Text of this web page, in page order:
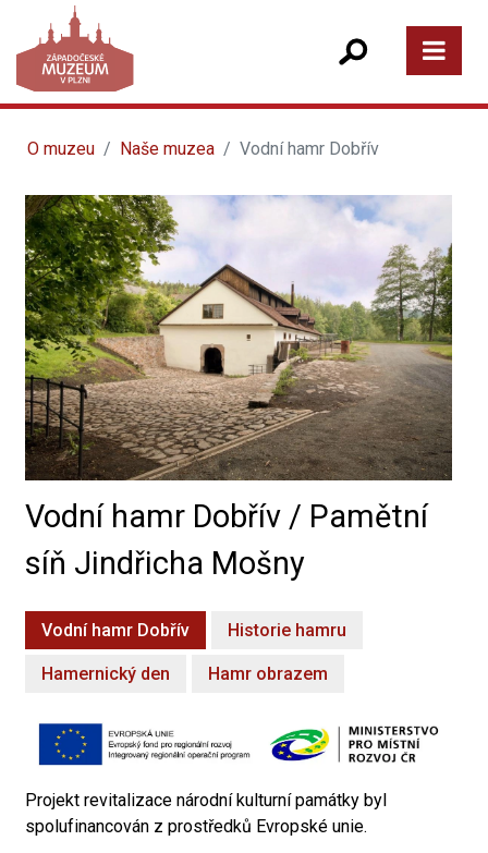
O muzeu Naše muzea Vodní hamr Dobřív
Vodní hamr Dobřív / Pamětní
síň Jindřicha Mošny
Vodní hamr Dobřív Historie hamru
Hamernický den Hamr obrazem
Projekt revitalizace národní kulturní památky byl
spolufinancován z prostředků Evropské unie.